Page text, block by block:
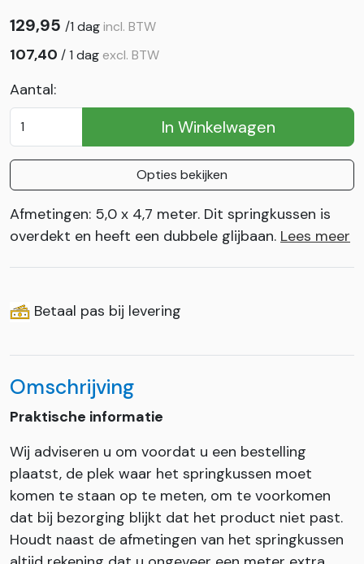
129,95 /1 dagincl. BTW
107,40 /1 dag excl. BTW
Aantal:
In Winkelwagen
Opties bekijken
Afmetingen: 5,0 x 4,7 meter. Dit springkussen is
overdekt en heeft een dubbele glijbaan. Lees meer
Betaal pas bij levering
Omschrijving
Praktische informatie
Wij adviseren u om voordat u een bestelling
plaatst, de plek waar het springkussen moet
komen te staan op te meten, om te voorkomen
dat bij bezorging blijkt dat het product niet past.
Houdt naast de afmetingen van het springkussen